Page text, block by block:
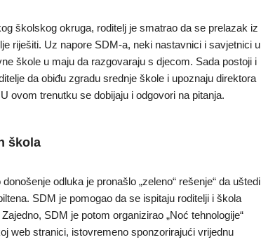
školskog okruga, roditelj je smatrao da se prelazak iz
riješiti. Uz napore SDM-a, neki nastavnici i savjetnici u
škole u maju da razgovaraju s djecom. Sada postoji i
da obiđu zgradu srednje škole i upoznaju direktora
ovom trenutku se dobijaju i odgovori na pitanja.
škola
odluka je pronašlo „zeleno“ rešenje“ da uštedi
SDM je pomogao da se ispitaju roditelji i škola
SDM je potom organizirao „Noć tehnologije“
web stranici, istovremeno sponzorirajući vrijednu